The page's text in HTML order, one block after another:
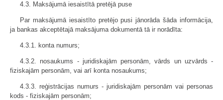
4.3. Maksājumā iesaistītā pretējā puse
Par maksājumā iesaistīto pretējo pusi jānorāda šāda informācija,
ja bankas akceptētajā maksājuma dokumentā tā ir norādīta:
4.3.1. konta numurs;
4.3.2. nosaukums - juridiskajām personām, vārds un uzvārds -
fiziskajām personām, vai arī konta nosaukums;
4.3.3. reģistrācijas numurs - juridiskajām personām vai personas
kods - fiziskajām personām;